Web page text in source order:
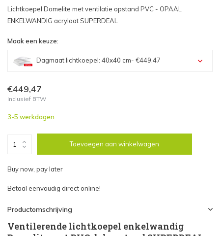
Lichtkoepel Domelite met ventilatie opstand PVC - OPAAL
ENKELWANDIG acrylaat SUPERDEAL
Maak een keuze:
Dagmaat lichtkoepel: 40x40 cm- €449,47
Dagmaat lichtkoepel: 40x100 cm - €591,84
Dagmaat lichtkoepel: 60x60 cm - €535,69
Dagmaat lichtkoepel: 60x90 cm - €602,06
€449,47
Inclusief BTW
3-5 werkdagen
Toevoegen aan winkelwagen
Buy now, pay later
Betaal eenvoudig direct online!
Productomschrijving
Ventilerende lichtkoepel enkelwandig